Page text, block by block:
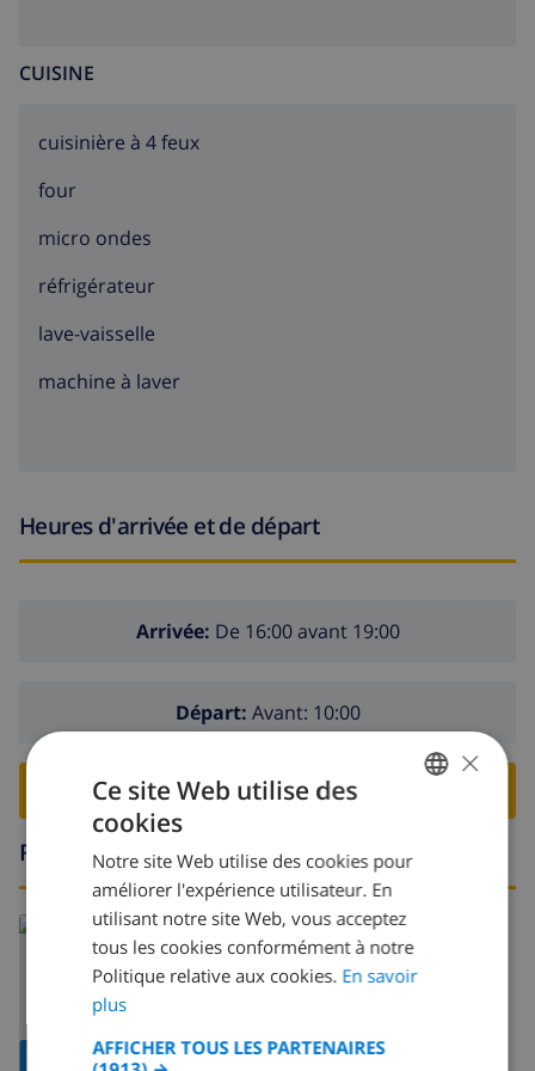
CUISINE
cuisinière à 4 feux
four
micro ondes
réfrigérateur
lave-vaisselle
machine à laver
Heures d'arrivée et de départ
Arrivée: De 16:00 avant 19:00
Départ: Avant: 10:00
RESERVER CETTE VILLA ›
Région
AFFICHER LA
En savoir plus sur:
Espagne> Costa Blanca>Denia
DUTCH
SPANISH
GERMAN
×
Ce site Web utilise des
cookies
Notre site Web utilise des cookies pour
améliorer l'expérience utilisateur. En
utilisant notre site Web, vous acceptez
tous les cookies conformément à notre
Politique relative aux cookies. En savoir
plus
AFFICHER TOUS LES PARTENAIRES